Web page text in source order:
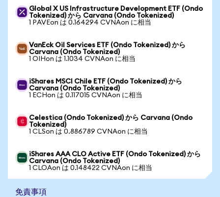
Global X US Infrastructure Development ETF (Ondo
Tokenized) から Carvana (Ondo Tokenized)
1 PAVEon は 0.164294 CVNAon に相当
VanEck Oil Services ETF (Ondo Tokenized) から
Carvana (Ondo Tokenized)
1 OIHon は 1.1034 CVNAon に相当
iShares MSCI Chile ETF (Ondo Tokenized) から
Carvana (Ondo Tokenized)
1 ECHon は 0.117015 CVNAon に相当
Celestica (Ondo Tokenized) から Carvana (Ondo
Tokenized)
1 CLSon は 0.886789 CVNAon に相当
iShares AAA CLO Active ETF (Ondo Tokenized) から
Carvana (Ondo Tokenized)
1 CLOAon は 0.148422 CVNAon に相当
免責事項